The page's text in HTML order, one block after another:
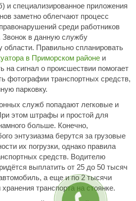
и специализированное приложения
заметно облегчают процесс
среди работников
в данную службу
области. Правильно спланировать
в Приморском районеи
на сигнал о происшествии помогает
фотографии транспортных средств,
парковку.
служб попадают легковые и
этом штрафы и простой для
больше. Конечно,
энтузиазма берутся за грузовые
их погрузки, однако правила
средств. Водителю
выплатить от 25 до 50 тысяч
а еще и по 2 тысячи
транспорта на стоянке.